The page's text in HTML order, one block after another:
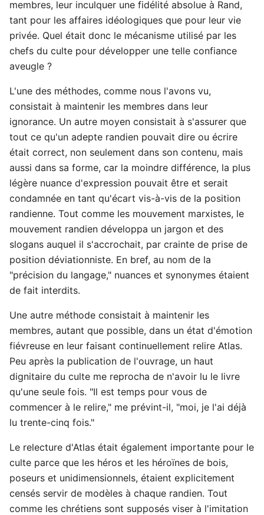
membres, leur inculquer une fidélité absolue à Rand,
tant pour les affaires idéologiques que pour leur vie
privée. Quel était donc le mécanisme utilisé par les
chefs du culte pour développer une telle confiance
aveugle ?
L'une des méthodes, comme nous l'avons vu,
consistait à maintenir les membres dans leur
ignorance. Un autre moyen consistait à s'assurer que
tout ce qu'un adepte randien pouvait dire ou écrire
était correct, non seulement dans son contenu, mais
aussi dans sa forme, car la moindre différence, la plus
légère nuance d'expression pouvait être et serait
condamnée en tant qu'écart vis-à-vis de la position
randienne. Tout comme les mouvement marxistes, le
mouvement randien développa un jargon et des
slogans auquel il s'accrochait, par crainte de prise de
position déviationniste. En bref, au nom de la
"précision du langage," nuances et synonymes étaient
de fait interdits.
Une autre méthode consistait à maintenir les
membres, autant que possible, dans un état d'émotion
fiévreuse en leur faisant continuellement relire Atlas.
Peu après la publication de l'ouvrage, un haut
dignitaire du culte me reprocha de n'avoir lu le livre
qu'une seule fois. "Il est temps pour vous de
commencer à le relire," me prévint-il, "moi, je l'ai déjà
lu trente-cinq fois."
Le relecture d'Atlas était également importante pour le
culte parce que les héros et les héroïnes de bois,
poseurs et unidimensionnels, étaient explicitement
censés servir de modèles à chaque randien. Tout
comme les chrétiens sont supposés viser à l'imitation